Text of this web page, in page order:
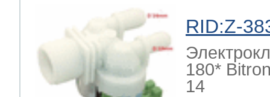
RID:Z-
180*
14